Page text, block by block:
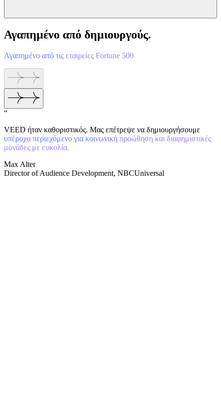
Αγαπημένο από δημιουργούς.
Αγαπημένο από τις εταιρείες Fortune 500
“
VEED ήταν καθοριστικός. Μας επέτρεψε να δημιουργήσουμε
υπέροχο περιεχόμενο για κοινωνική προώθηση και διαφημιστικές
μονάδες με ευκολία.
Max Alter
Director of Audience Development, NBCUniversal